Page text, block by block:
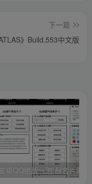
下一篇
》Build.553中文版
卓QQ绝版气泡/群名片助手